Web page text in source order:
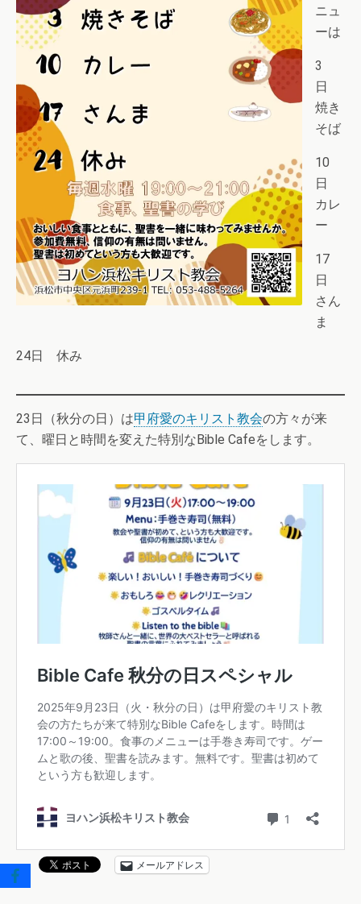
ニュ
ーは
3
日
焼き
そば
10
日
カレ
ー
17
日
さん
ま
24日 休み
23日（秋分の日）は甲府愛のキリスト教会の方々が来
て、曜日と時間を変えた特別なBible Cafeをします。
メールアドレス